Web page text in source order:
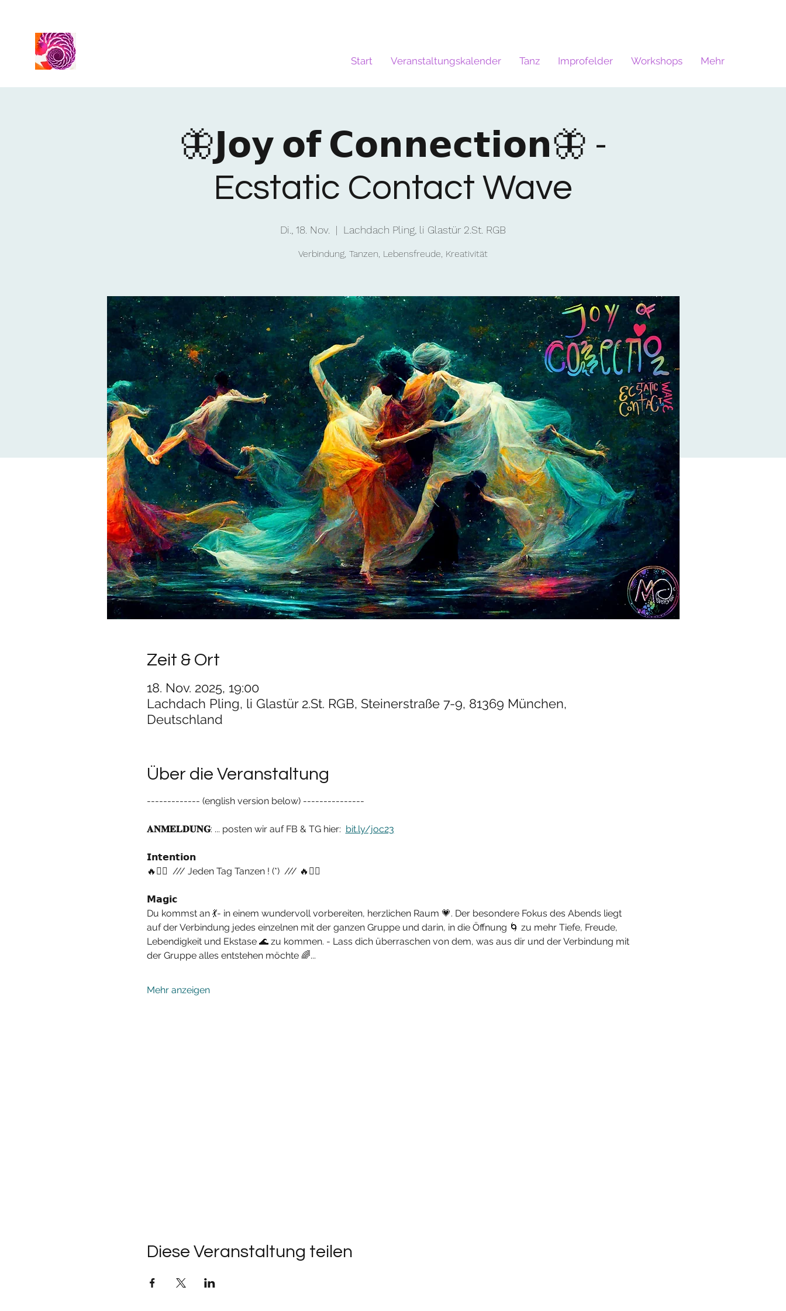
Start Veranstaltungskalender Tanz Improfelder Workshops Mehr
🦋𝗝𝗼𝘆 𝗼𝗳 𝗖𝗼𝗻𝗻𝗲𝗰𝘁𝗶𝗼𝗻🦋 -
Ecstatic Contact Wave
Di., 18. Nov.
  |
Lachdach Pling, li Glastür 2.St. RGB
Verbindung, Tanzen, Lebensfreude, Kreativität
Zeit & Ort
18. Nov. 2025, 19:00
Lachdach Pling, li Glastür 2.St. RGB, Steinerstraße 7-9, 81369 München,
Deutschland
Über die Veranstaltung
------------- (english version below) ---------------
𝐀𝐍𝐌𝐄𝐋𝐃𝐔𝐍𝐆: ... posten wir auf FB & TG hier: bit.ly/joc23
𝗜𝗻𝘁𝗲𝗻𝘁𝗶𝗼𝗻
🔥❤‍💃  /// Jeden Tag Tanzen ! (*)  /// 🔥❤‍💃
𝗠𝗮𝗴𝗶𝗰
Du kommst an 💃- in einem wundervoll vorbereiten, herzlichen Raum 💗. Der besondere Fokus des Abends liegt
auf der Verbindung jedes einzelnen mit der ganzen Gruppe und darin, in die Öffnung 🌀 zu mehr Tiefe, Freude,
Lebendigkeit und Ekstase 🌊 zu kommen. - Lass dich überraschen von dem, was aus dir und der Verbindung mit
der Gruppe alles entstehen möchte 🌈...
Mehr anzeigen
Diese Veranstaltung teilen